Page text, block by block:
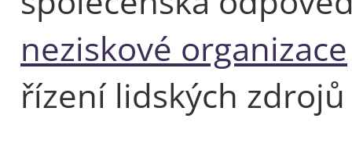
neziskové organizace
řízení lidských